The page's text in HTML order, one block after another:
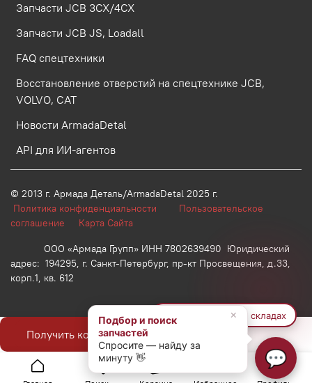
Получить консультацию
Запчасти JCB 3CX/4CX
Запчасти JCB JS, Loadall
FAQ спецтехники
Восстановление отверстий на спецтехнике JCB,
VOLVO, CAT
Новости ArmadaDetal
API для ИИ-агентов
© 2013 г. Армада Деталь/ArmadaDetal 2025 г.
Политика конфиденциальности
Пользовательское
соглашение Карта Сайта
ООО «Армада Групп» ИНН 7802639490 Юридический
адрес: 194295, г. Санкт-Петербург, пр-кт Просвещения, д.33,
корп.1, кв. 612
💬
×
Подбор и поиск
запчастей
Спросите — найду за
минуту 👋
🔍 Найти на других складах